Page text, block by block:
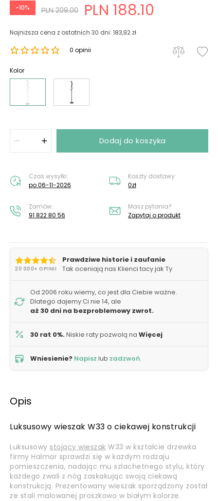
-10% PLN 209.00 PLN 188.10
Najniższa cena z ostatnich 30 dni: 183,92 zł
0 opinii
Kolor
Dodaj do koszyka
Czas wysyłki:
po 06-11-2026
Koszty dostawy:
0zł
Zamów:
91 822 80 56
Masz pytania?
Zapytaj o produkt
20 000+ OPINII
Prawdziwe historie i zaufanie
Tak oceniają nas Klienci tacy jak Ty
Od 2006 roku wiemy, co jest dla Ciebie ważne.
Dlatego dajemy Ci nie 14, ale
aż 30 dni na bezproblemowy zwrot.
30 rat 0%.Niskie raty pozwolą na Więcej
Wniesienie? Napisz lub zadzwoń.
Opis
Luksusowy wieszak W33 o ciekawej konstrukcji
Luksusowy stojący wieszak W33 w kształcie drzewka
firmy Halmar sprawdzi się w każdym rodzaju
pomieszczenia, nadając mu szlachetnego stylu, który
każdego zwali z nóg zaskakując swoją ciekawą
konstrukcją. Prezentowany wieszak sporządzony został
ze stali malowanej proszkowo w białym kolorze.